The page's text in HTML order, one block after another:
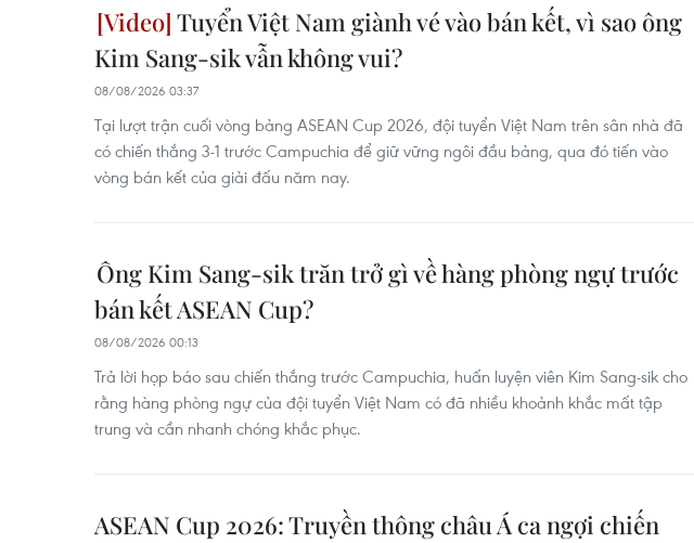
Tuyển Việt Nam giành vé vào bán kết, vì sao ông
Kim Sang-sik vẫn không vui?
08/08/2026 03:37
Tại lượt trận cuối vòng bảng ASEAN Cup 2026, đội tuyển Việt Nam trên sân nhà đã
có chiến thắng 3-1 trước Campuchia để giữ vững ngôi đầu bảng, qua đó tiến vào
vòng bán kết của giải đấu năm nay.
Ông Kim Sang-sik trăn trở gì về hàng phòng ngự trước
bán kết ASEAN Cup?
08/08/2026 00:13
Trả lời họp báo sau chiến thắng trước Campuchia, huấn luyện viên Kim Sang-sik cho
rằng hàng phòng ngự của đội tuyển Việt Nam có đã nhiều khoảnh khắc mất tập
trung và cần nhanh chóng khắc phục.
ASEAN Cup 2026: Truyền thông châu Á ca ngợi chiến